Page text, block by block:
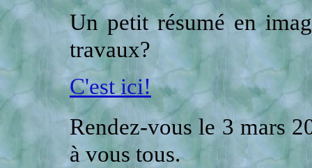
Un petit résumé en
travaux?
C'est ici!
Rendez-vous le 3 mars
à vous tous.